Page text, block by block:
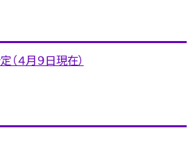
４月９日現在）